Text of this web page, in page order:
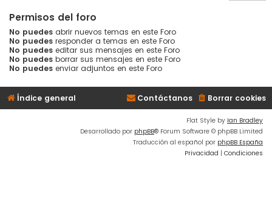
Permisos del foro
No puedes abrir nuevos temas en este Foro
No puedes responder a temas en este Foro
No puedes editar sus mensajes en este Foro
No puedes borrar sus mensajes en este Foro
No puedes enviar adjuntos en este Foro
Índice general Borrar cookies
Contáctanos
Flat Style by Ian Bradley
Desarrollado por phpBB® Forum Software © phpBB Limited
Traducción al español por phpBB España
Privacidad | Condiciones